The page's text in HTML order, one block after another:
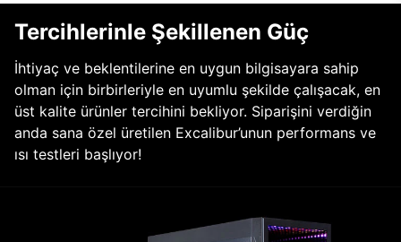
Tercihlerinle Şekillenen Güç
İhtiyaç ve beklentilerine en uygun bilgisayara sahip
olman için birbirleriyle en uyumlu şekilde çalışacak, en
üst kalite ürünler tercihini bekliyor. Siparişini verdiğin
anda sana özel üretilen Excalibur’unun performans ve
ısı testleri başlıyor!